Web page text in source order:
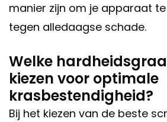
manier zijn om je apparaat
tegen alledaagse schade.
Welke
kiezen voor optimale
krasbestendigheid?
Bij het kiezen van de beste